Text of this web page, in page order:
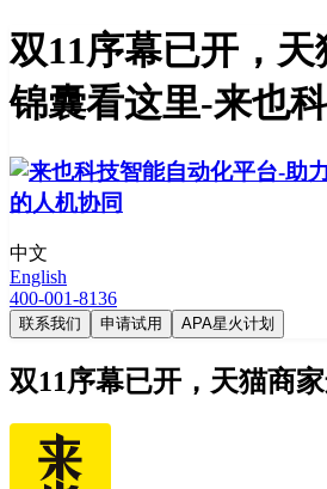
双11序幕已开，
锦囊看这里-来也
中文
English
400-001-8136
联系我们 申请试用 APA星火计划
双11序幕已开，天猫商